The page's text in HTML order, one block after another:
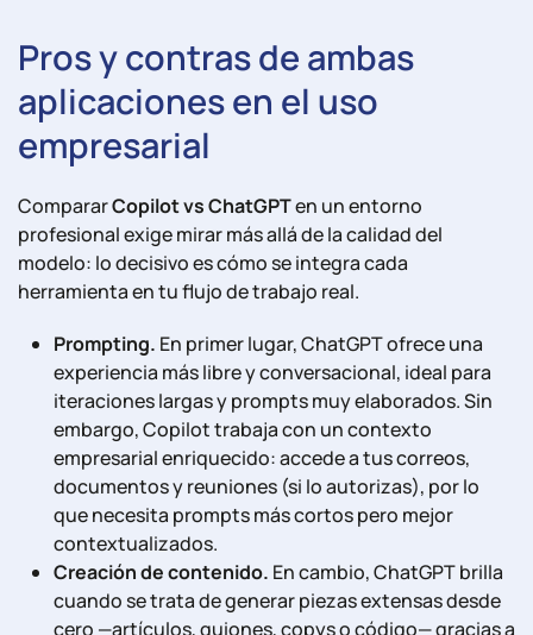
Pros y contras de ambas
aplicaciones en el uso
empresarial
CompararCopilot vs ChatGPTen un entorno
profesional exige mirar más allá de la calidad del
modelo: lo decisivo es cómo se integra cada
herramienta en tu flujo de trabajo real.
Prompting. En primer lugar, ChatGPT ofrece una
experiencia más libre y conversacional, ideal para
iteraciones largas y prompts muy elaborados. Sin
embargo, Copilot trabaja con un contexto
empresarial enriquecido: accede a tus correos,
documentos y reuniones (si lo autorizas), por lo
que necesita prompts más cortos pero mejor
contextualizados.
Creación de contenido. En cambio, ChatGPT brilla
cuando se trata de generar piezas extensas desde
cero —artículos, guiones, copys o código— gracias a